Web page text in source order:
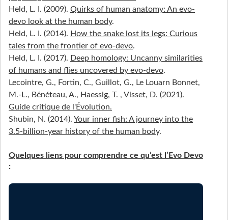
Held, L. I. (2009). Quirks of human anatomy: An evo-
devo look at the human body.
Held, L. I. (2014). How the snake lost its legs: Curious
tales from the frontier of evo-devo.
Held, L. I. (2017). Deep homology: Uncanny similarities
of humans and flies uncovered by evo-devo.
Lecointre, G., Fortin, C., Guillot, G., Le Louarn Bonnet,
M.-L., Bénéteau, A., Haessig, T. , Visset, D. (2021).
Guide critique de l'Évolution.
Shubin, N. (2014). Your inner fish: A journey into the
3.5-billion-year history of the human body.
Quelques liens pour comprendre ce qu’est l’Evo Devo
: